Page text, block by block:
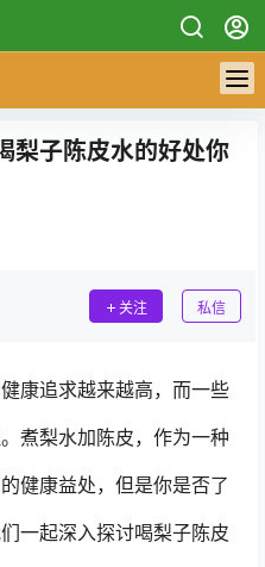
梨子陈皮水的好处你
关注 私信
康追求越来越高，而一些
煮梨水加陈皮，作为一种
健康益处，但是你是否了
一起深入探讨喝梨子陈皮